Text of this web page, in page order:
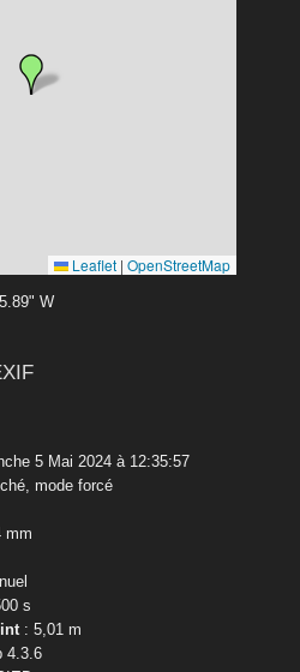
Leaflet | OpenStreetMap
W
5 Mai 2024 à 12:35:57
mode forcé
s
: 5,01 m
4.3.6